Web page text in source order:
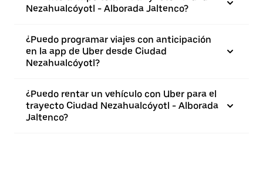
Nezahualcóyotl - Alborada Jaltenco?
¿Puedo programar viajes con anticipación
en la app de Uber desde Ciudad
Nezahualcóyotl?
¿Puedo rentar un vehículo con Uber para el
trayecto Ciudad Nezahualcóyotl - Alborada
Jaltenco?